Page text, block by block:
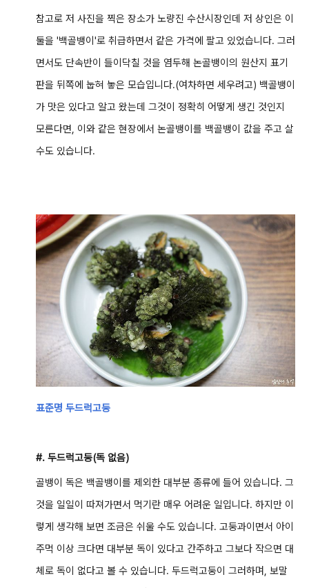
참고로 저 사진을 찍은 장소가 노량진 수산시장인데 저 상인은 이
둘을 '백골뱅이'로 취급하면서 같은 가격에 팔고 있었습니다. 그러
면서도 단속반이 들이닥칠 것을 염두해 논골뱅이의 원산지 표기
판을 뒤쪽에 눕혀 놓은 모습입니다.(여차하면 세우려고) 백골뱅이
가 맛은 있다고 알고 왔는데 그것이 정확히 어떻게 생긴 것인지
모른다면, 이와 같은 현장에서 논골뱅이를 백골뱅이 값을 주고 살
수도 있습니다.
표준명 두드럭고둥
#. 두드럭고둥(독 없음)
골뱅이 독은 백골뱅이를 제외한 대부분 종류에 들어 있습니다. 그
것을 일일이 따져가면서 먹기란 매우 어려운 일입니다. 하지만 이
렇게 생각해 보면 조금은 쉬울 수도 있습니다. 고둥과이면서 아이
주먹 이상 크다면 대부분 독이 있다고 간주하고 그보다 작으면 대
체로 독이 없다고 볼 수 있습니다. 두드럭고둥이 그러하며, 보말